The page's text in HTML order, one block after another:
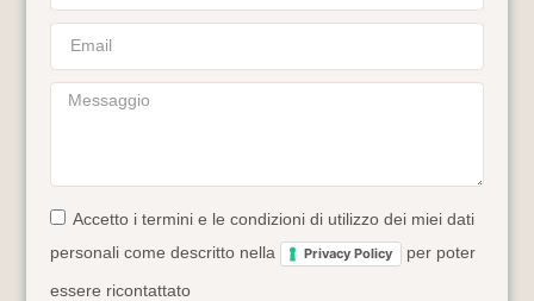
Accetto i termini e le condizioni di utilizzo dei miei dati
personali come descritto nella
Privacy Policy
per poter
essere ricontattato